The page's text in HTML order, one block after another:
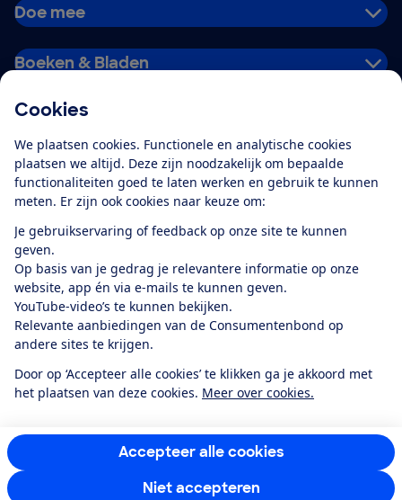
Cookies
We plaatsen cookies. Functionele en analytische cookies
plaatsen we altijd. Deze zijn noodzakelijk om bepaalde
functionaliteiten goed te laten werken en gebruik te kunnen
meten. Er zijn ook cookies naar keuze om:
Je gebruikservaring of feedback op onze site te kunnen
geven.
Op basis van je gedrag je relevantere informatie op onze
website, app én via e-mails te kunnen geven.
YouTube-video’s te kunnen bekijken.
Relevante aanbiedingen van de Consumentenbond op
andere sites te krijgen.
Door op ‘Accepteer alle cookies’ te klikken ga je akkoord met
het plaatsen van deze cookies. Meer over cookies.
Accepteer alle cookies
Niet accepteren
Doe mee
Boeken & Bladen
Alles over de
app
Algemene Voorwaarden
Privacyverklaring
Cookiebeleid
Privacyvoorkeuren
Toegankelijkheid
RSS-feed nieuws
Facebook
TwitterInstagram
YoutubeLinkedIn
12.901consumentenbeoordelen de Consumentenbondmet gemiddeld